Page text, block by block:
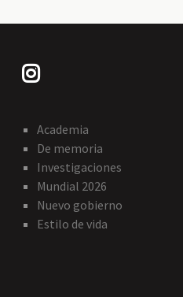
Academia
De memoria
Investigaciones
Mundial 2026
Nuevo gobierno
Estilo de vida